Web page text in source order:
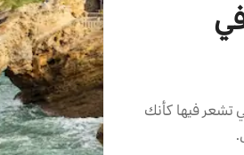
تشعر فيها كأنك